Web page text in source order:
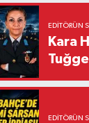
EDITÖRÜN
Kara
EDITÖRÜN